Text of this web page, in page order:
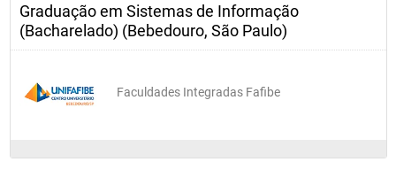
Graduação em Sistemas de Informação
(Bacharelado) (Bebedouro, São Paulo)
Faculdades Integradas Fafibe